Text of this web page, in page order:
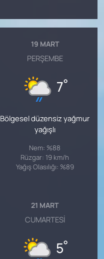
19 MART
PERŞEMBE
7°
Bölgesel düzensiz yağmur
yağışlı
Nem: %88
Rüzgar: 19 km/h
Yağış Olasılığı: %89
21 MART
CUMARTESI
5°